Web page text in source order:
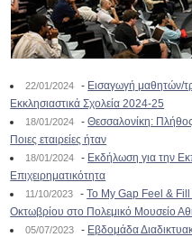
22/01/2024 - Εισαγωγή μαθητών/
Εκκλησιαστικά Σχολεία 2024-25
18/01/2024 -Θεσσαλονίκη:
Ποιες εταιρείες ήταν
18/01/2024 - Εκδήλωση για την
Επιχειρηματικότητα
11/10/2023 -To My Gap Feel & Fill
Οκτωβρίου στο Πολεμικό Μουσείο
05/07/2023 - Εβδομάδα